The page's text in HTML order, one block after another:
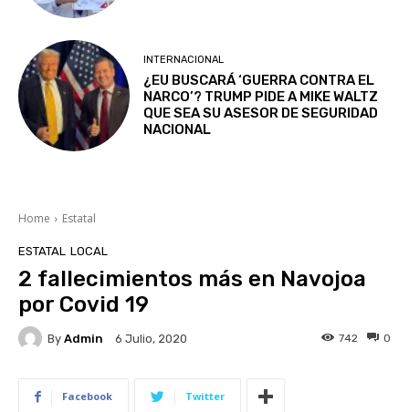
INTERNACIONAL
¿EU BUSCARÁ ‘GUERRA CONTRA EL
NARCO’? TRUMP PIDE A MIKE WALTZ
QUE SEA SU ASESOR DE SEGURIDAD
NACIONAL